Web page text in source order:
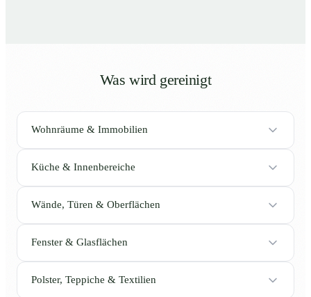
Was wird gereinigt
Wohnräume & Immobilien
Küche & Innenbereiche
Wände, Türen & Oberflächen
Fenster & Glasflächen
Polster, Teppiche & Textilien